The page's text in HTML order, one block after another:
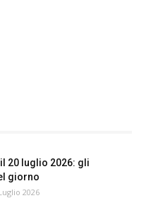
20 luglio 2026: gli
giorno
2026